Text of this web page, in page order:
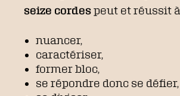
seize cordes peut et réussit à
nuancer,
caractériser,
former bloc,
se répondre donc se